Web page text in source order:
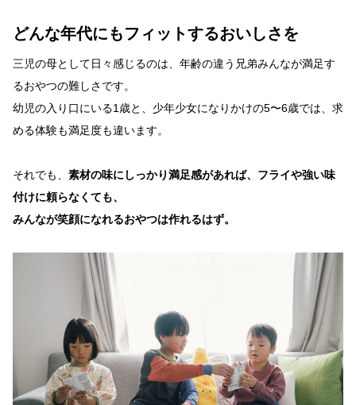
どんな年代にもフィットするおいしさを
三児の母として日々感じるのは、年齢の違う兄弟みんなが満足す
るおやつの難しさです。
幼児の入り口にいる1歳と、少年少女になりかけの5〜6歳では、求
める体験も満足度も違います。
それでも、 素材の味にしっかり満足感があれば、フライや強い味
付けに頼らなくても、
みんなが笑顔になれるおやつは作れるはず。